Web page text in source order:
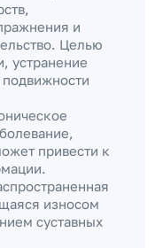
и
Целью
устранение
подвижности
привести к
износом
суставных